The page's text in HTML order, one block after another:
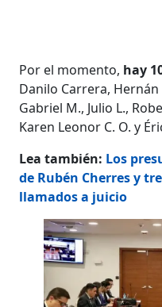
Por el momento, hay
Danilo Carrera,
Gabriel M., Julio L.,
Karen Leonor C. O. y
Lea también: Los
de Rubén Cherres y
llamados a juicio